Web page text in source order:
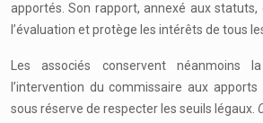
apportés. Son rapport, annexé aux
l’évaluation et protège les intérêts de tous
Les associés conservent néanmoins
l’intervention du commissaire aux
sous réserve de respecter les seuils légaux.